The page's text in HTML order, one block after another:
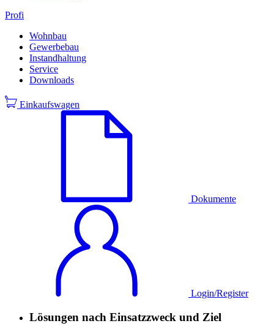
Profi
Wohnbau
Gewerbebau
Instandhaltung
Service
Downloads
Einkaufswagen
Dokumente
Login/Register
Lösungen nach Einsatzzweck und Ziel